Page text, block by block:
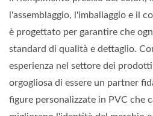
l'assemblaggio, l'imballaggio e il
è progettato per garantire che
standard di qualità e dettaglio.
esperienza nel settore dei
orgogliosa di essere un partner
figure personalizzate in PVC che